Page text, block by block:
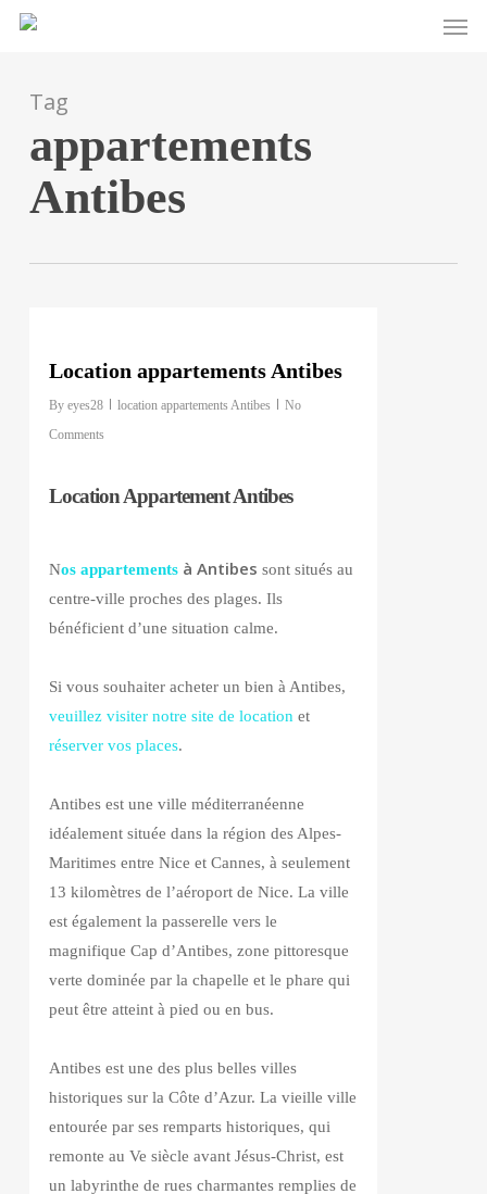
Skip
content
Menu
Tag
appartements
Antibes
Location appartements Antibes
By eyes28 location appartements Antibes
No
Comments
Location Appartement Antibes
Nos appartements à Antibes sont situés au
centre-ville proches des plages. Ils
bénéficient d’une situation calme.
Si vous souhaiter acheter un bien à Antibes,
veuillez visiter notre site de location et
réserver vos places.
Antibes est une ville méditerranéenne
idéalement située dans la région des Alpes-
Maritimes entre Nice et Cannes, à seulement
13 kilomètres de l’aéroport de Nice. La ville
est également la passerelle vers le
magnifique Cap d’Antibes, zone pittoresque
verte dominée par la chapelle et le phare qui
peut être atteint à pied ou en bus.
Antibes est une des plus belles villes
historiques sur la Côte d’Azur. La vieille ville
entourée par ses remparts historiques, qui
remonte au Ve siècle avant Jésus-Christ, est
un labyrinthe de rues charmantes remplies de